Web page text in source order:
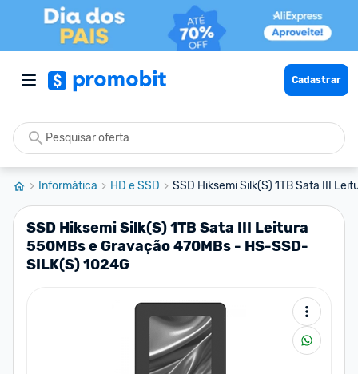
Cadastrar
Informática HD e SSD SSD Hiksemi Silk(S) 1TB Sata III
SSD Hiksemi Silk(S) 1TB Sata III Leitura
550MBs e Gravação 470MBs - HS-SSD-
SILK(S) 1024G